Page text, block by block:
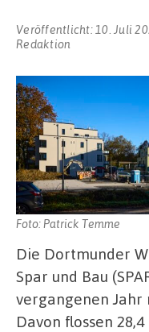
Veröffentlicht: 10. Juli
Redaktion
Foto: Patrick Temme
Die Dortmunder
Spar und Bau
vergangenen Jahr
Davon flossen